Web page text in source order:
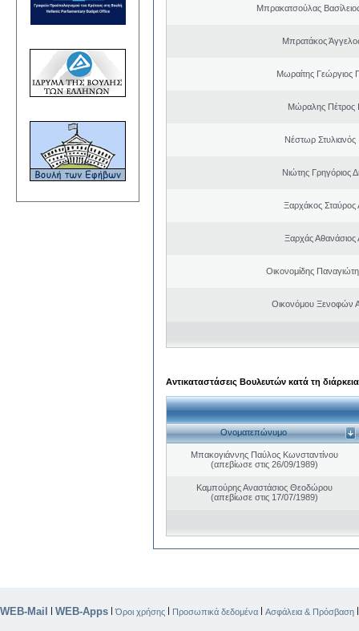
Μπρακατσούλας
Μπρατάκος
Μωραίτης Γεώργιος
Μώραλης Πέτρος
Νέστωρ Στυλιανός
Νιώτης Γρηγόριος
Ξαρχάκος Σταύρος
Ξαρχάς Αθανάσιος
Οικονομίδης
Οικονόμου Ξενοφών
Αντικαταστάσεις Βουλευτών κατά τη
Ονοματεπώνυμο
Μπακογιάννης Παύλος Κωνσταντίνου
(απεβίωσε στις 26/09/1989)
Καμπούρης Αναστάσιος Θεοδώρου
(απεβίωσε στις 17/07/1989)
WEB-Mail | WEB-Apps |Όροι χρήσης | Προσωπικά δεδομένα | Ασφάλεια & Πρόσβαση